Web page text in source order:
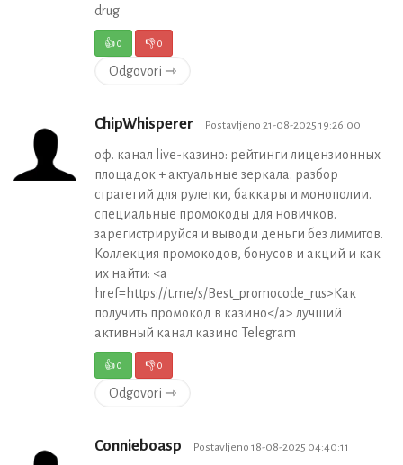
drug
👍0 👎0
Odgovori ⇾
ChipWhisperer Postavljeno 21-08-2025 19:26:00
оф. канал live-казино: рейтинги лицензионных
площадок + актуальные зеркала. разбор
стратегий для рулетки, баккары и монополии.
специальные промокоды для новичков.
зарегистрируйся и выводи деньги без лимитов.
Коллекция промокодов, бонусов и акций и как
их найти: <a
href=https://t.me/s/Best_promocode_rus>Как
получить промокод в казино</a> лучший
активный канал казино Telegram
👍0 👎0
Odgovori ⇾
Connieboasp Postavljeno 18-08-2025 04:40:11